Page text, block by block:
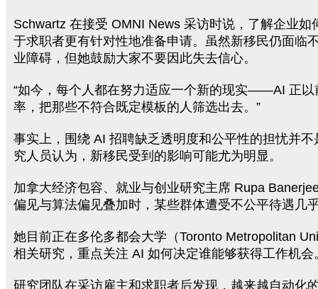
Schwartz 在接受 OMNI News 采访时说，了解企业如
于求职者更有针对性地准备申请。虽然新移民仍面临
业障碍，但她鼓励大家不要因此失去信心。
“如今，每个人都在努力适应一个新的现实——AI 正以
率，把那些不符合既定模板的人筛选出去。”
事实上，围绕 AI 招聘缺乏透明度和公平性的担忧并
究人员认为，新移民受到的影响可能尤为明显。
加拿大经济包容、就业与创业研究主席 Rupa
偏见与算法偏见叠加时，某些群体遭受不公平待遇几
她目前正在多伦多都会大学（Toronto Metropolitan
相关研究，重点关注 AI 如何决定谁能够获得工作机会
研究团队在采访雇主和求职者后发现，越来越自动化